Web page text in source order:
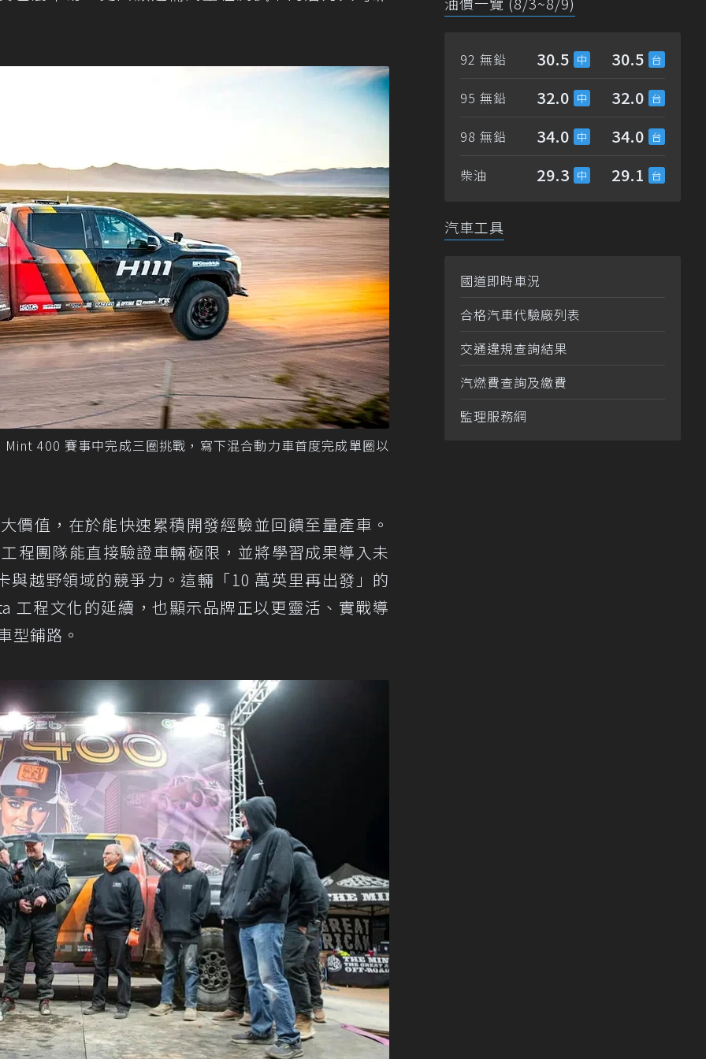
400 賽事中完成三圈挑戰，寫下混合動力車首度完成單圈以
價值，在於能快速累積開發經驗並回饋至量產車。
程團隊能直接驗證車輛極限，並將學習成果導入未
與越野領域的競爭力。這輛「10 萬英里再出發」的
工程文化的延續，也顯示品牌正以更靈活、實戰導
型鋪路。
92 無鉛 30.5 30.5
95 無鉛 32.0 32.0
98 無鉛 34.0 34.0
柴油 29.3 29.1
汽車工具
國道即時車況
合格汽車代驗廠列表
交通違規查詢結果
汽燃費查詢及繳費
監理服務網